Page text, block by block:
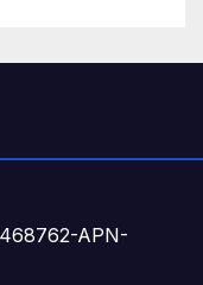
APN-